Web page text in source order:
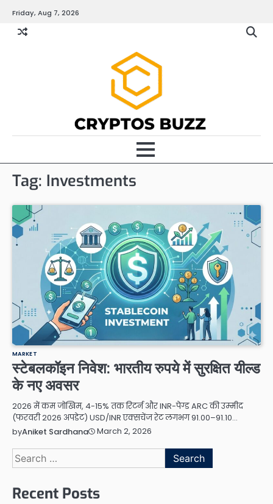
content
Friday, Aug 7, 2026
Tag: Investments
MARKET
स्टेबलकॉइन निवेश: भारतीय रुपये में सुरक्षित यील्ड
के नए अवसर
2026 में कम जोखिम, 4-15% तक रिटर्न और INR-पेग्ड ARC की उम्मीद
(फरवरी 2026 अपडेट) USD/INR एक्सचेंज रेट लगभग 91.00–91.10…
byAniket Sardhana March 2, 2026
Search
for:
Recent Posts